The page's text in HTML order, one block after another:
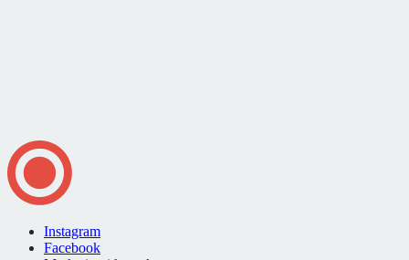
Instagram
Facebook